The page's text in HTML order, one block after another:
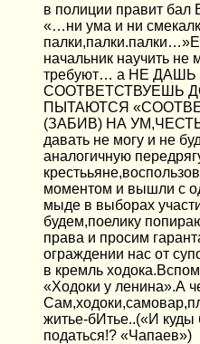
в полиции правит бал
«…ни ума и ни
начальник научить не
требуют… а НЕ
СООТВЕТСТВУЕШЬ
ПЫТАЮТСЯ
(ЗАБИВ) НА
давать не могу и не
аналогичную
моментом и вышли с
мыде в выборах
будем,поелику
права и просим
ограждении нас от
в кремль
«Ходоки у ленина».А
житье-бИтье..(«И куды
податься!? «Чапаев»)